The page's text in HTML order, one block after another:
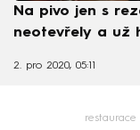
Na pivo jen s
neotevřely a už
2. pro 2020, 05:11
restaurace